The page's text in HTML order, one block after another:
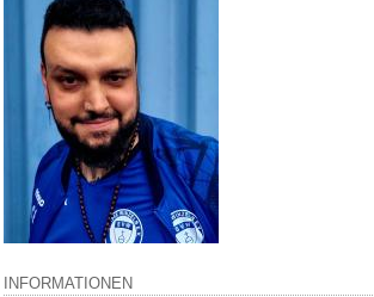
INFORMATIONEN